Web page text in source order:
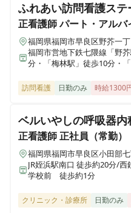
ふれあい訪問看護ステ
正看護師パート・アルバ
福岡県福岡市早良区野芥一
福岡市営地下鉄七隈線「野
分・「梅林駅」徒歩10分・
訪問看護 日勤のみ 時給1300
ベルいやしの呼吸器内
正看護師正社員（常勤）
福岡県福岡市早良区小田部
JR姪浜駅南口 徒歩約20分/西
学校前 徒歩約1分
クリニック・診療所 日勤のみ